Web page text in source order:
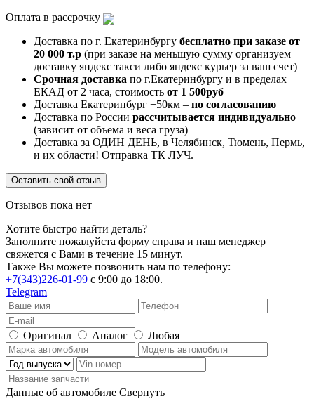
Оплата в рассрочку
Доставка по г. Екатеринбургу бесплатно при заказе от
20 000 т.р (при заказе на меньшую сумму организуем
доставку яндекс такси либо яндекс курьер за ваш счет)
Срочная доставка по г.Екатеринбургу и в пределах
ЕКАД от 2 часа, стоимость от 1 500руб
Доставка Екатеринбург +50км – по согласованию
Доставка по России рассчитывается индивидуально
(зависит от объема и веса груза)
Доставка за ОДИН ДЕНЬ, в Челябинск, Тюмень, Пермь,
и их области! Отправка ТК ЛУЧ.
Оставить свой отзыв
Отзывов пока нет
Хотите быстро найти деталь?
Заполните пожалуйста форму справа и наш менеджер
свяжется с Вами в течение 15 минут.
Также Вы можете позвонить нам по телефону:
+7(343)226-01-99 с 9:00 до 18:00.
Telegram
Оригинал Аналог Любая
Данные об автомобиле Свернуть